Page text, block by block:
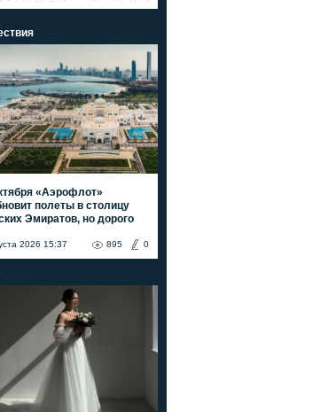
«Аэрофлот»
полеты в столицу
Эмиратов, но дорого
2026 15:37 0
895